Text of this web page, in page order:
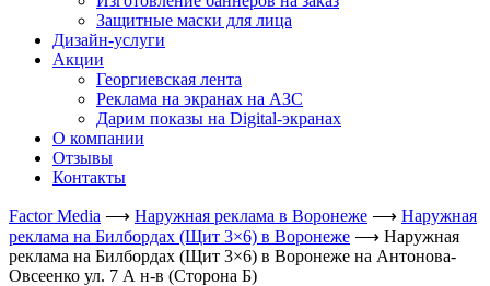
Защитные маски для лица
Дизайн-услуги
Акции
Георгиевская лента
Реклама на экранах на АЗС
Дарим показы на Digital-экранах
О компании
Отзывы
Контакты
Factor Media ⟶ Наружная реклама в Воронеже ⟶ Наружная
реклама на Билбордах (Щит 3×6) в Воронеже ⟶ Наружная
реклама на Билбордах (Щит 3×6) в Воронеже на Антонова-
Овсеенко ул. 7 А н-в (Сторона Б)